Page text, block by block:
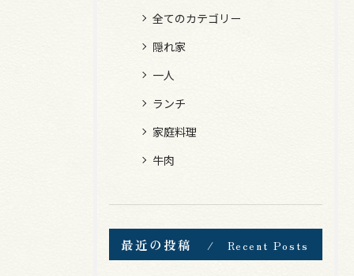
全てのカテゴリー
隠れ家
一人
ランチ
家庭料理
牛肉
最近の投稿 Recent Posts